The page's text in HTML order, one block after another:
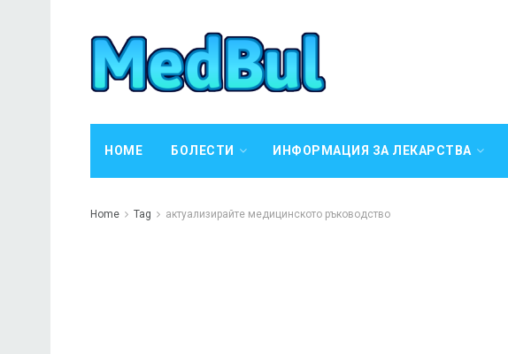
HOME БОЛЕСТИ ИНФОРМАЦИЯ ЗА ЛЕКАРСТВА
Home Tag актуализирайте медицинското ръководство